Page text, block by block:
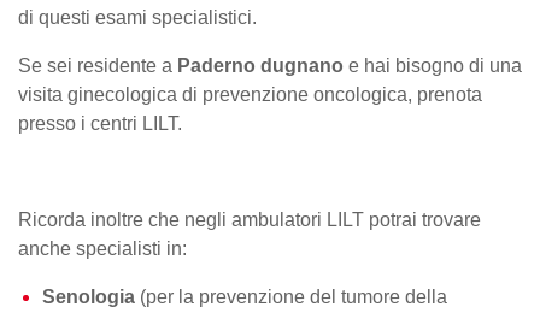
di questi esami specialistici.
Se sei residente a Paderno dugnano e hai bisogno di una
visita ginecologica di prevenzione oncologica, prenota
presso i centri LILT.
Ricorda inoltre che negli ambulatori LILT potrai trovare
anche specialisti in:
Senologia (per la prevenzione del tumore della